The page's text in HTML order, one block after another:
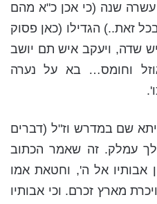
שנה (כי אכן כ"א מהם
זאת..) הגדילו (כאן פסוק
שדה, ויעקב איש תם יושב
וחומס… בא על נערה
שם במדרש וז"ל (דברים
עמלק. זה שאמר הכתוב
אבותיו אל ה', וחטאת אמו
מארץ זכרם. וכי אבותיו